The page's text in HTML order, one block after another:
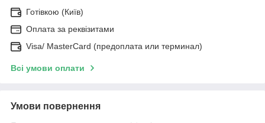
Готівкою (Київ)
Оплата за реквізитами
Visa/ MasterCard (предоплата или терминал)
Всі умови оплати
Умови повернення